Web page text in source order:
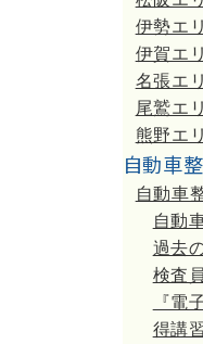
伊勢エ
伊賀エ
名張エ
尾鷲エ
熊野エ
自動車
自動車
自動
過去
検査
『電
得講